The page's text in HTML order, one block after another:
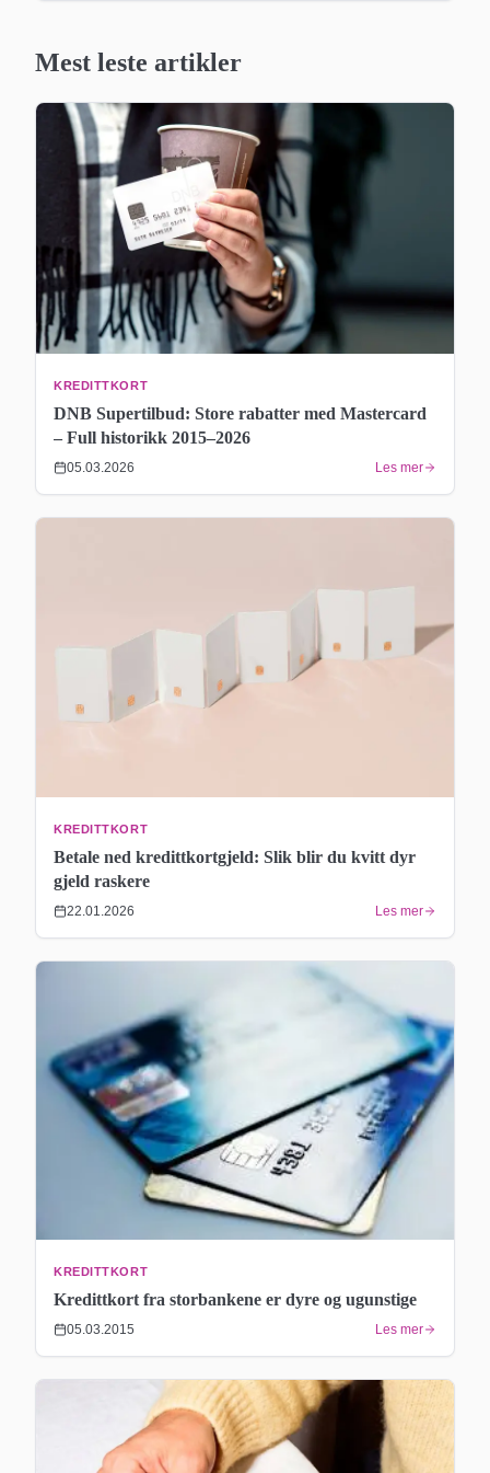
Mest leste artikler
KREDITTKORT
DNB Supertilbud: Store rabatter med Mastercard
– Full historikk 2015–2026
05.03.2026 Les mer
KREDITTKORT
Betale ned kredittkortgjeld: Slik blir du kvitt dyr
gjeld raskere
22.01.2026 Les mer
KREDITTKORT
Kredittkort fra storbankene er dyre og ugunstige
05.03.2015 Les mer